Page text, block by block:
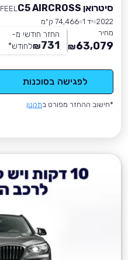
סיטרואן C5 AIRCROSS
FEEL
2022 יד 1
74,466 ק״מ
מחיר
63,079
₪
החזר חודשי מ-
731
₪לחודש*
לפגישה בסוכנות
*חישוב ההחזר מפורט בתקנון